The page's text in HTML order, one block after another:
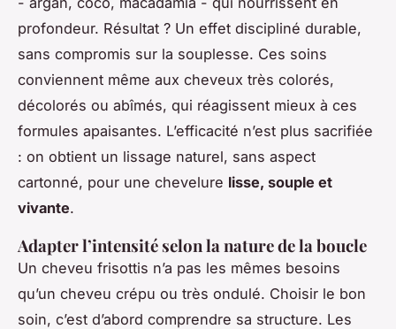
profondeur. Résultat ? Un effet discipliné durable,
sans compromis sur la souplesse. Ces soins
conviennent même aux cheveux très colorés,
décolorés ou abîmés, qui réagissent mieux à ces
formules apaisantes. L’efficacité n’est plus sacrifiée
: on obtient un lissage naturel, sans aspect
cartonné, pour une chevelure lisse, souple et
vivante.
Adapter l’intensité selon la nature de la boucle
Un cheveu frisottis n’a pas les mêmes besoins
qu’un cheveu crépu ou très ondulé. Choisir le bon
soin, c’est d’abord comprendre sa structure. Les